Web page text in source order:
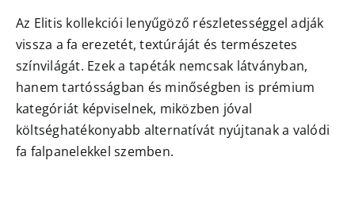
Az Elitis kollekciói lenyűgöző részletességgel adják
vissza a fa erezetét, textúráját és természetes
színvilágát. Ezek a tapéták nemcsak látványban,
hanem tartósságban és minőségben is prémium
kategóriát képviselnek, miközben jóval
költséghatékonyabb alternatívát nyújtanak a valódi
fa falpanelekkel szemben.